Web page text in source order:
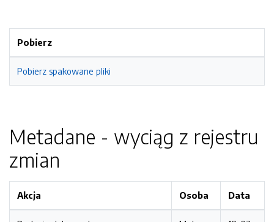
Pobierz
Pobierz spakowane pliki
Metadane - wyciąg z rejestru
zmian
Akcja Osoba Data